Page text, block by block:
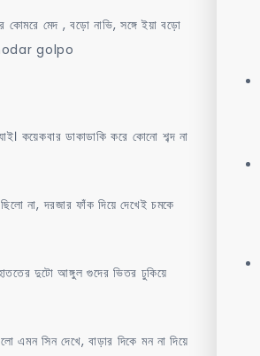
কোমরে মেদ , বড়ো নাভি, সঙ্গে ইয়া বড়ো
chodar golpo
কয়েকবার ডাকাডাকি করে কোনো শব্দ না
না, দরজার ফাঁক দিয়ে দেখেই চমকে
দুটো আঙ্গুল গুদের ভিতর ঢুকিয়ে
এমন সিন দেখে, বাড়ার দিকে মন না দিয়ে